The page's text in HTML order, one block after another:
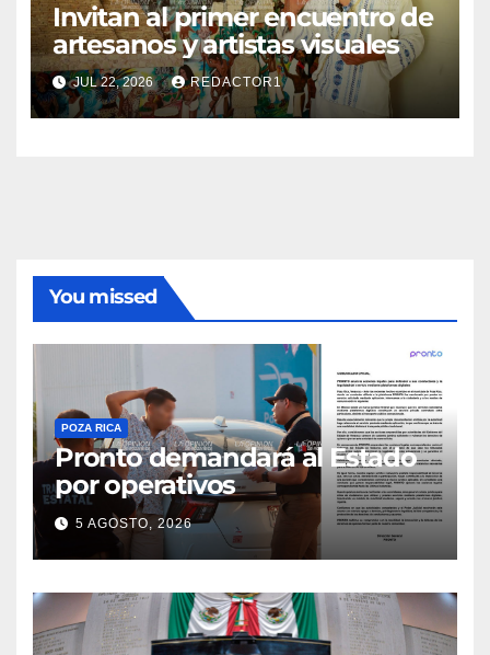
Invitan al primer encuentro de
artesanos y artistas visuales
JUL 22, 2026 REDACTOR1
You missed
POZA RICA
Pronto demandará al Estado
por operativos
5 AGOSTO, 2026